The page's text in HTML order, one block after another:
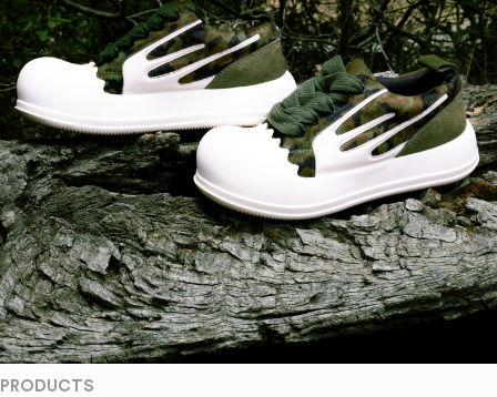
PRODUCTS